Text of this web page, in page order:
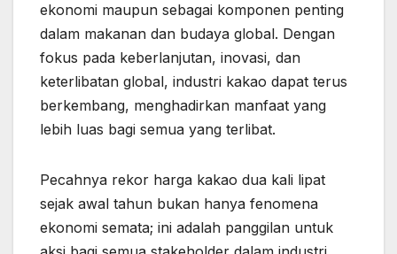
ekonomi maupun sebagai komponen penting
dalam makanan dan budaya global. Dengan
fokus pada keberlanjutan, inovasi, dan
keterlibatan global, industri kakao dapat terus
berkembang, menghadirkan manfaat yang
lebih luas bagi semua yang terlibat.
Pecahnya rekor harga kakao dua kali lipat
sejak awal tahun bukan hanya fenomena
ekonomi semata; ini adalah panggilan untuk